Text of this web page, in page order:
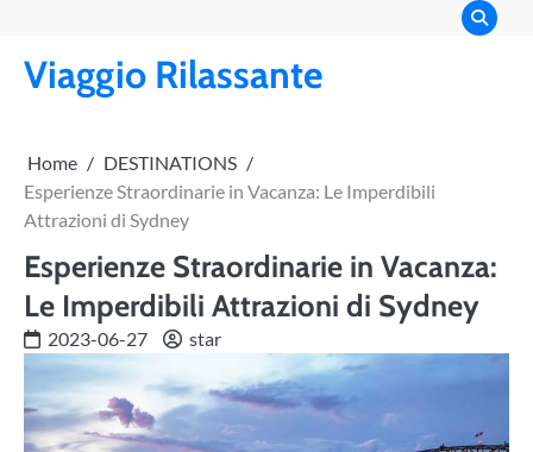
content
Viaggio Rilassante
Home
DESTINATIONS
Esperienze Straordinarie in Vacanza: Le Imperdibili
Attrazioni di Sydney
Esperienze Straordinarie in Vacanza:
Le Imperdibili Attrazioni di Sydney
2023-06-27 star